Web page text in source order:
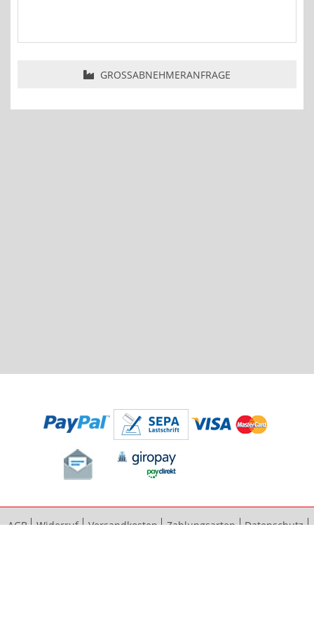
GROSSABNEHMERANFRAGE
AGB Widerruf Versandkosten Zahlungsarten
Datenschutz